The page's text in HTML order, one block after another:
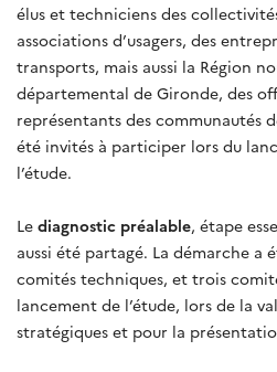
élus et techniciens des
associations d’usagers, des
transports, mais aussi la Région
départemental de Gironde, des
représentants des communautés
été invités à participer lors du
l’étude.
Le diagnostic préalable, étape
aussi été partagé. La démarche a
comités techniques, et trois
lancement de l’étude, lors de la
stratégiques et pour la